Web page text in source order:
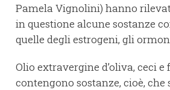
Pamela Vignolini) hanno
in questione alcune sostanze
quelle degli estrogeni, gli
Olio extravergine d’oliva, ceci e
contengono sostanze, cioè,